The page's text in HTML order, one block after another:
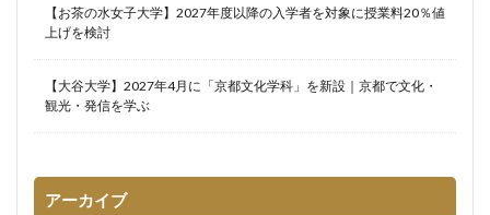
【お茶の水女子大学】2027年度以降の入学者を対象に授業料20％値
上げを検討
【大谷大学】2027年4月に「京都文化学科」を新設｜京都で文化・
観光・発信を学ぶ
アーカイブ